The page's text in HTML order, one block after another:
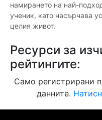
намирането на най-
ученик, като насърчава
целия живот.
Ресурси за
рейтингите:
Само регистрирани
данните.